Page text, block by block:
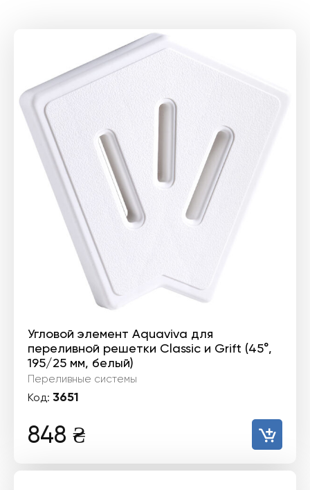
Угловой элемент Aquaviva для
переливной решетки Classiс и Grift (45°,
195/25 мм, белый)
Переливные системы
Код: 3651
848 ₴